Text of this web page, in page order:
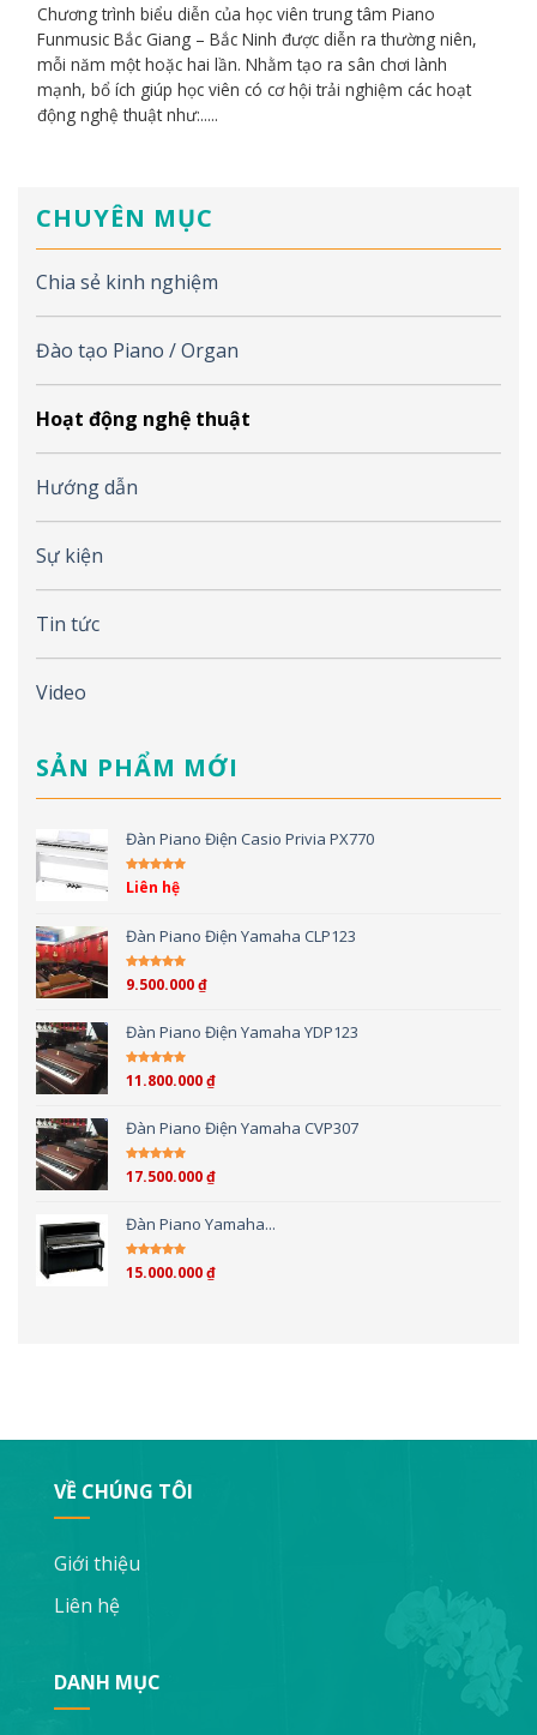
CHUYÊN MỤC
Chia sẻ kinh nghiệm
Đào tạo Piano / Organ
Hoạt động nghệ thuật
Hướng dẫn
Sự kiện
Tin tức
Video
SẢN PHẨM MỚI
Đàn Piano Điện Casio Privia PX770
Được xếp hạng
Liên hệ
Đàn Piano Điện Yamaha CLP123
Được xếp hạng
9.500.000₫
Đàn Piano Điện Yamaha YDP123
Được xếp hạng
11.800.000₫
Đàn Piano Điện Yamaha CVP307
Được xếp hạng
17.500.000₫
Đàn Piano Yamaha...
Được xếp hạng
15.000.000₫
Chương trình biểu diễn của học viên trung tâm Piano
Funmusic Bắc Giang – Bắc Ninh được diễn ra thường niên,
mỗi năm một hoặc hai lần. Nhằm tạo ra sân chơi lành
mạnh, bổ ích giúp học viên có cơ hội trải nghiệm các hoạt
động nghệ thuật như:.....
VỀ CHÚNG TÔI
Giới thiệu
Liên hệ
DANH MỤC